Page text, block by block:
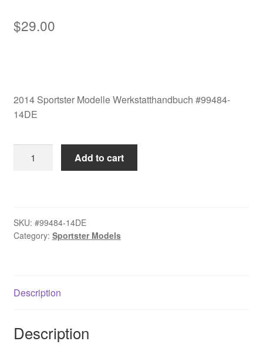
$29.00
2014 Sportster Modelle Werkstatthandbuch #99484-
14DE
2014
14DE
quantity
Add to cart
SKU: #99484-14DE
Category: Sportster Models
Description
Description